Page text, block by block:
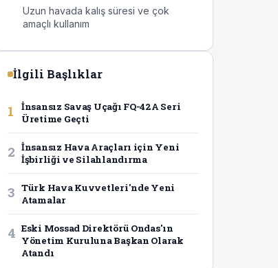
Uzun havada kalış süresi ve çok
amaçlı kullanım
İlgili Başlıklar
1
İnsansız Savaş Uçağı FQ-42A Seri
Üretime Geçti
2 İnsansız Hava Araçları için Yeni
İşbirliği ve Silahlandırma
3 Türk Hava Kuvvetleri'nde Yeni
Atamalar
4 Eski Mossad Direktörü Ondas'ın
Yönetim Kuruluna Başkan Olarak
Atandı